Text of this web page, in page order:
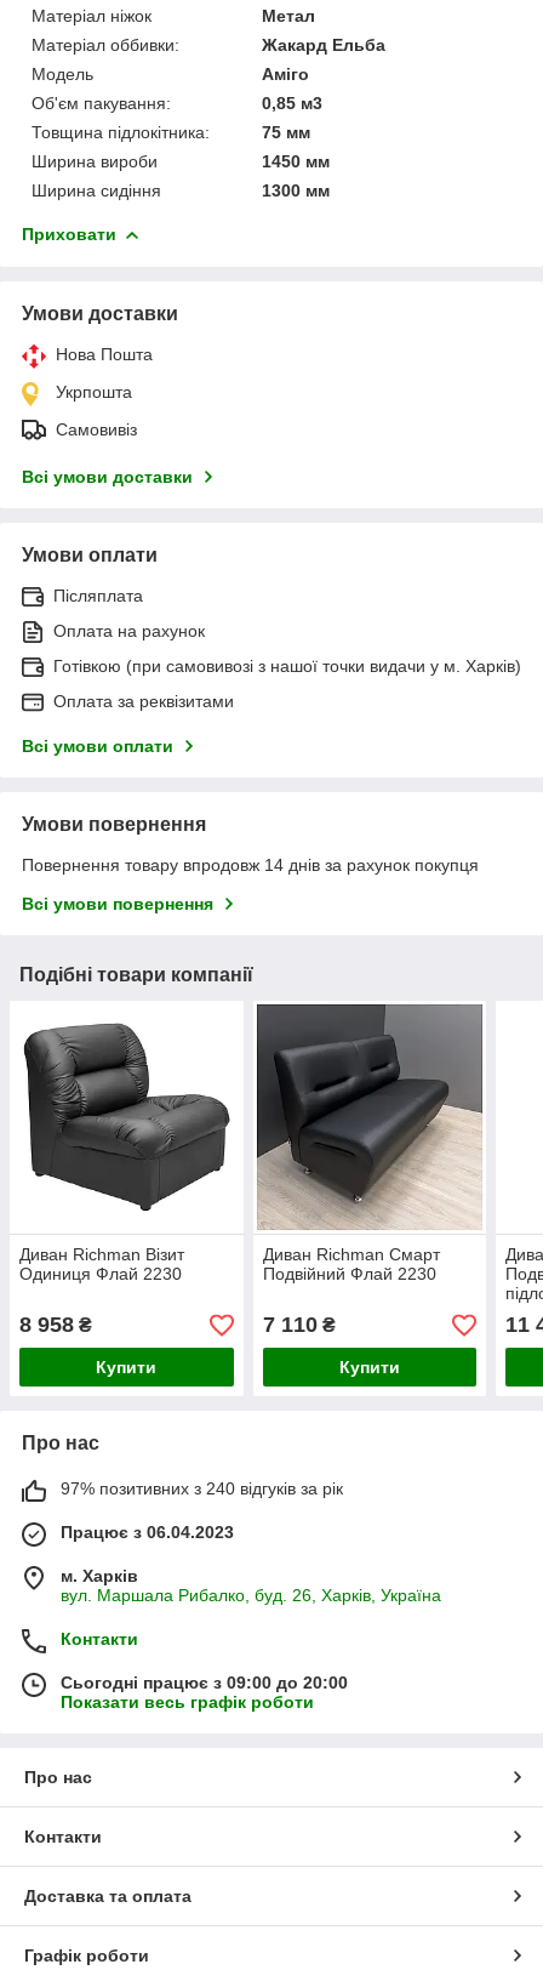
Матеріал ніжок
Метал
Матеріал оббивки:
Жакард Ельба
Мoдель
Аміго
Об'єм пакування:
0,85 м3
Товщина підлокітника:
75 мм
Ширина вироби
1450 мм
Ширина сидіння
1300 мм
Приховати
Умови доставки
Нова Пошта
Укрпошта
Самовивіз
Всі умови доставки
Умови оплати
Післяплата
Оплата на рахунок
Готівкою (при самовивозі з нашої точки видачи у м. Харків)
Оплата за реквізитами
Всі умови оплати
Умови повернення
Повернення товару впродовж 14 днів за рахунок покупця
Всі умови повернення
Подібні товари компанії
Диван Richman Візит
Одиниця Флай 2230
8 958 ₴
Купити
Диван Richman Смарт
Подвійний Флай 2230
7 110₴
Купити
11
Про нас
97% позитивних з 240 відгуків за рік
Працює з 06.04.2023
м. Харків
вул. Маршала Рибалко, буд. 26, Харків, Україна
Контакти
Сьогодні працює з 09:00 до 20:00
Показати весь графік роботи
Про нас
Контакти
Доставка та оплата
Графік роботи